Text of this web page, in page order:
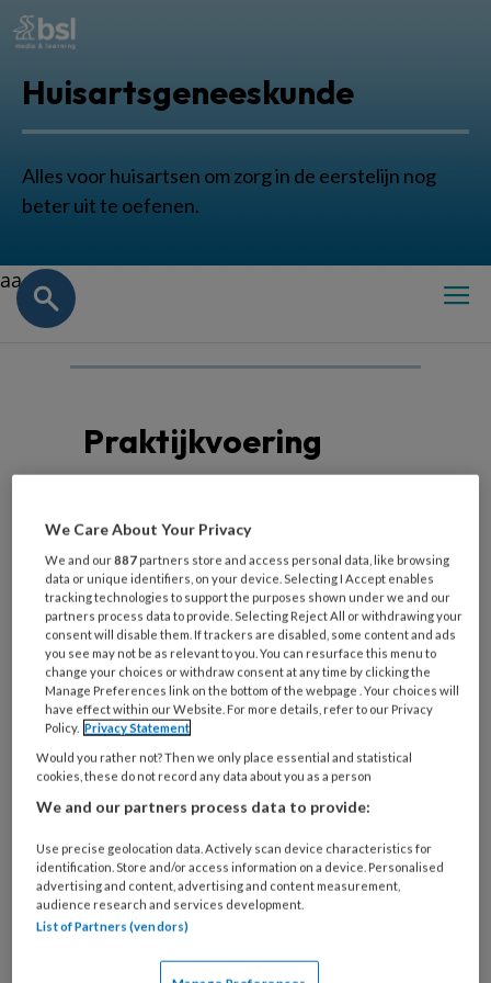
Huisartsgeneeskunde
Alles voor huisartsen om zorg in de eerstelijn nog
beter uit te oefenen.
aa
Praktijkvoering
Over praktijkvoering
huisarts
Praktijkvoering en
kwaliteitsbeleid
Een huisarts wil vooral kwalitatief
goede zorg leveren aan
patiënten. Maar die rol verandert
voortdurend en er wordt steeds
meer van de huisarts gevraagd.
Huisartsen richten nieuwe
samenwerkingsverbanden op,
zowel met elkaar als met andere
We Care About Your Privacy
We and our887 partners store and access personal data, like browsing
data or unique identifiers, on your device. Selecting I Accept enables
tracking technologies to support the purposes shown under we and our
partners process data to provide. Selecting Reject All or withdrawing your
consent will disable them. If trackers are disabled, some content and ads
you see may not be as relevant to you. You can resurface this menu to
change your choices or withdraw consent at any time by clicking the
Manage Preferences link on the bottom of the webpage . Your choices will
have effect within our Website. For more details, refer to our Privacy
Policy. Privacy Statement
Would you rather not? Then we only place essential and statistical
cookies, these do not record any data about you as a person
We and our partners process data to provide:
Use precise geolocation data. Actively scan device characteristics for
identification. Store and/or access information on a device. Personalised
advertising and content, advertising and content measurement,
audience research and services development.
List of Partners (vendors)